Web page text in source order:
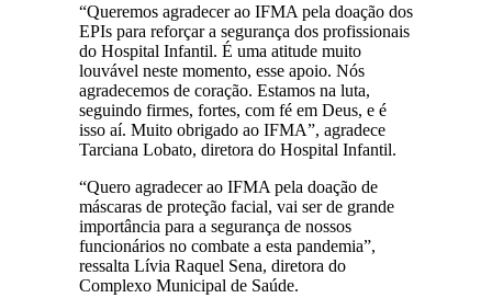
“Queremos agradecer ao IFMA pela doação dos
EPIs para reforçar a segurança dos profissionais
do Hospital Infantil. É uma atitude muito
louvável neste momento, esse apoio. Nós
agradecemos de coração. Estamos na luta,
seguindo firmes, fortes, com fé em Deus, e é
isso aí. Muito obrigado ao IFMA”, agradece
Tarciana Lobato, diretora do Hospital Infantil.
“Quero agradecer ao IFMA pela doação de
máscaras de proteção facial, vai ser de grande
importância para a segurança de nossos
funcionários no combate a esta pandemia”,
ressalta Lívia Raquel Sena, diretora do
Complexo Municipal de Saúde.